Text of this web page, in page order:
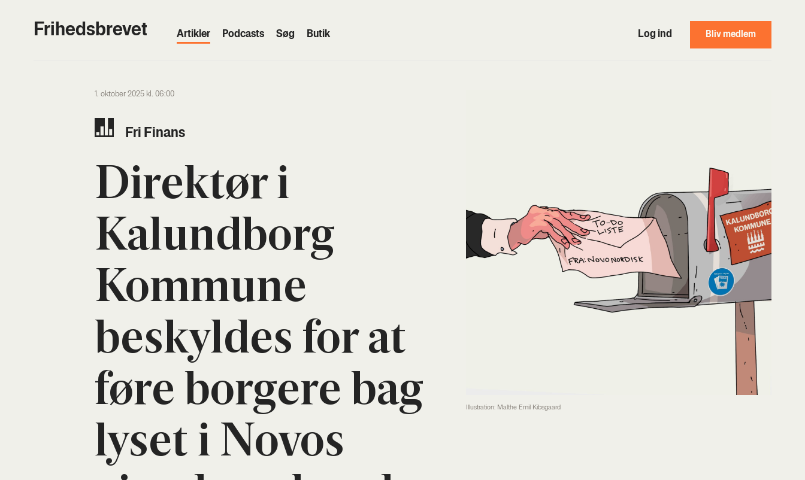
Frihedsbrevet Artik­ler Podcasts Søg Butik Log ind Bliv medlem
1. oktober 2025 kl. 06:00
Fri Finans
Direk­tør i
Kalund­borg
Kom­mu­ne
beskyl­des for at
føre bor­ge­re bag
lyset i Novos
Illustration: Malthe Emil Kibsgaard